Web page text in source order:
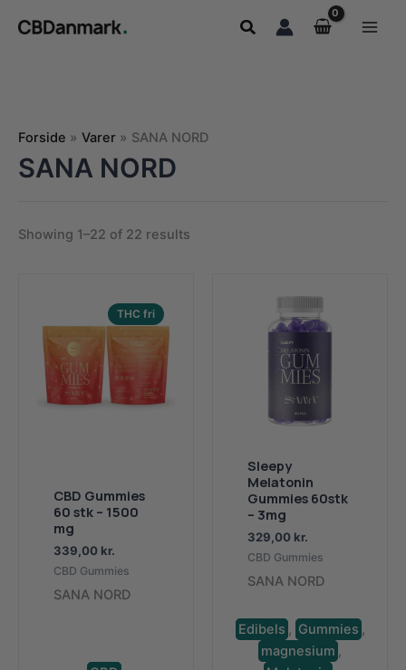
Søg
Forside Varer SANA NORD
SANA NORD
Showing 1–22 of 22 results
THC fri
CBD Gummies
60 stk – 1500
mg
339,00 kr.
CBD Gummies
SANA NORD
Sleepy
Melatonin
Gummies 60stk
– 3mg
329,00 kr.
CBD Gummies
SANA NORD
Edibels Gummies
magnesium